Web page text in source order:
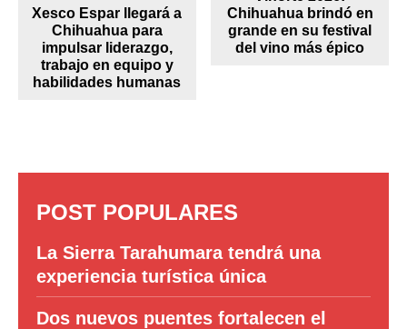
Xesco Espar llegará a
Chihuahua para
impulsar liderazgo,
trabajo en equipo y
habilidades humanas
Chihuahua brindó en
grande en su festival
del vino más épico
POST POPULARES
La Sierra Tarahumara tendrá una
experiencia turística única
Dos nuevos puentes fortalecen el